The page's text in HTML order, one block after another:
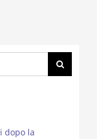
dopo la